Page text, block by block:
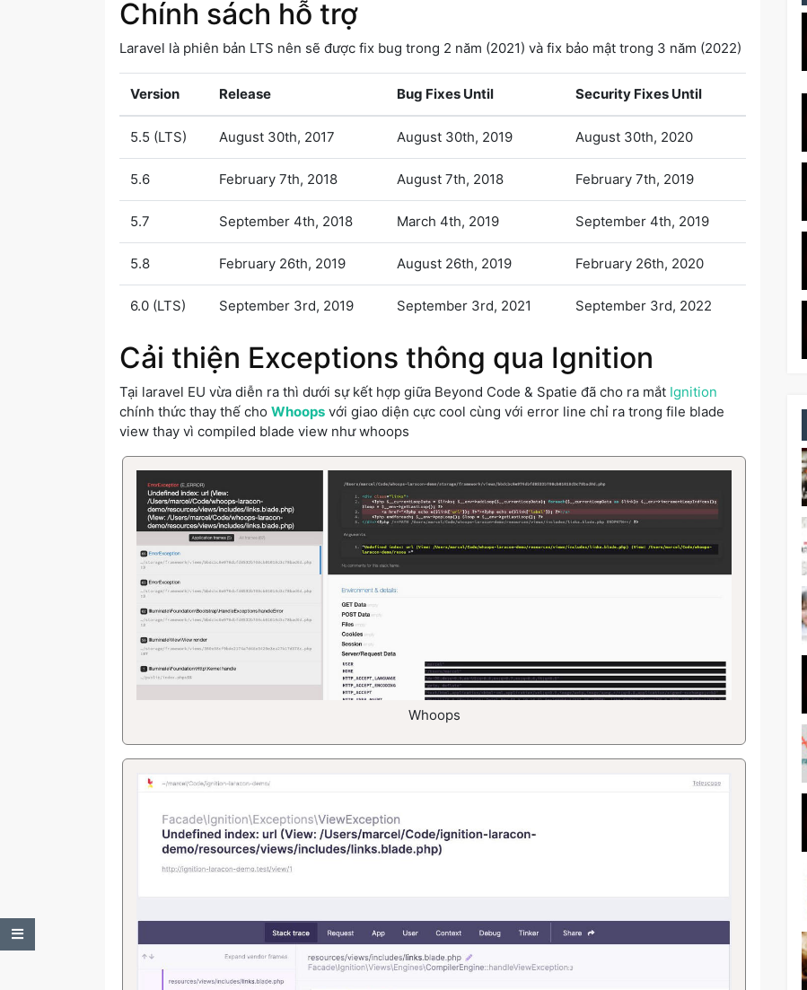
Chính sách hỗ trợ
Laravel là phiên bản LTS nên sẽ được fix bug trong 2 năm (2021) và fix bảo mật trong 3 năm (2022)
Version Release Bug Fixes Until Security Fixes Until
5.5 (LTS) August 30th, 2017 August 30th, 2019 August 30th, 2020
5.6 February 7th, 2018 August 7th, 2018 February 7th, 2019
5.7 September 4th, 2018 March 4th, 2019 September 4th, 2019
5.8 February 26th, 2019 August 26th, 2019 February 26th, 2020
6.0 (LTS) September 3rd, 2019 September 3rd, 2021 September 3rd, 2022
Cải thiện Exceptions thông qua Ignition
Tại laravel EU vừa diễn ra thì dưới sự kết hợp giữa Beyond Code & Spatie đã cho ra mắt Ignition
chính thức thay thế cho Whoops với giao diện cực cool cùng với error line chỉ ra trong file blade
view thay vì compiled blade view như whoops
Whoops
Table of Contents